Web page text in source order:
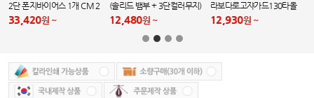
2단 폰지바이어스 1개 CM 2
단 도트보더 1개 CM 포라인
40 3장
33,420원
(솔리드 뱀부 + 3단컬러무지)
12,480원
라보다로고쟈가드130타올
세트
12,930원